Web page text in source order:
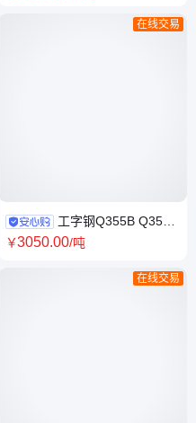
在线交易
工字钢Q355B Q355C
Q355D 高强度 国标 钢厂直发
￥3050.00/吨
在线交易